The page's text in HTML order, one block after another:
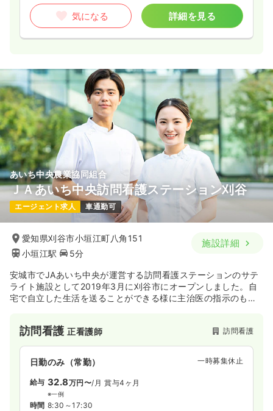
気になる 詳細を見る
あいち中央農業協同組合
ＪＡあいち中央訪問看護ステーション刈谷
エージェント求人 車通勤可
愛知県刈谷市小垣江町八角151
小垣江駅
5分
施設詳細
安城市でJAあいち中央が運営する訪問看護ステーションのサテ
ライト施設として2019年3月に刈谷市にオープンしました。自
宅で自立した生活を送ることができる様に主治医の指示のもと
訪問看護正看護師 訪問看護
日勤のみ（常勤） 一時募集休止
給与 32.8万円〜/月 賞与4ヶ月
※一例
時間 8:30～17:30